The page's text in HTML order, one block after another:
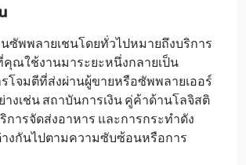
ซัพพลายเชนโดยทั่วไปหมายถึงบริการ
ณใช้งานมาระยะหนึ่งกลายเป็น
รโจมตีที่ส่งผ่านผู้ขายหรือซัพพลายเออร์
งเช่น สถาบันการเงิน คู่ค้าด้านโลจิสติ
การจัดส่งอาหาร และการกระทำดัง
งกันไปตามความซับซ้อนหรือการ